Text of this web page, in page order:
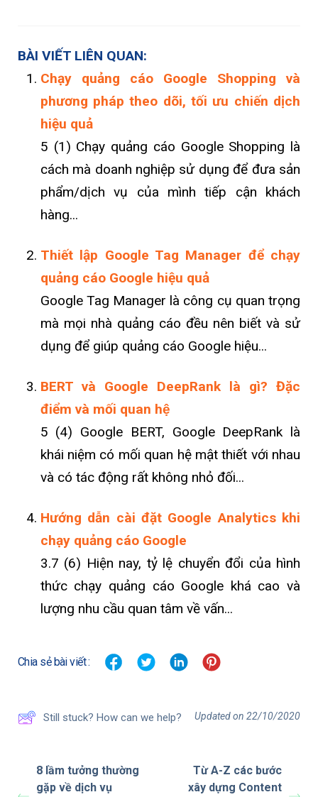
BÀI VIẾT LIÊN QUAN:
Chạy quảng cáo Google Shopping và
phương pháp theo dõi, tối ưu chiến dịch
hiệu quả
5 (1) Chạy quảng cáo Google Shopping là
cách mà doanh nghiệp sử dụng để đưa sản
phẩm/dịch vụ của mình tiếp cận khách
hàng...
Thiết lập Google Tag Manager để chạy
quảng cáo Google hiệu quả
Google Tag Manager là công cụ quan trọng
mà mọi nhà quảng cáo đều nên biết và sử
dụng để giúp quảng cáo Google hiệu...
BERT và Google DeepRank là gì? Đặc
điểm và mối quan hệ
5 (4) Google BERT, Google DeepRank là
khái niệm có mối quan hệ mật thiết với nhau
và có tác động rất không nhỏ đối...
Hướng dẫn cài đặt Google Analytics khi
chạy quảng cáo Google
3.7 (6) Hiện nay, tỷ lệ chuyển đổi của hình
thức chạy quảng cáo Google khá cao và
lượng nhu cầu quan tâm về vấn...
Chia sẻ bài viết :
Still stuck? How can we help? Updated on 22/10/2020
8 lầm tưởng thường
gặp về dịch vụ
Từ A-Z các bước
xây dựng Content